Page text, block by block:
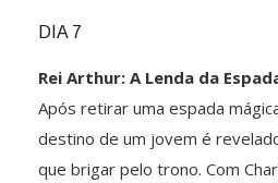
DIA 7
Rei Arthur: A Lenda da
Após retirar uma espada
destino de um jovem é
que brigar pelo trono. Com